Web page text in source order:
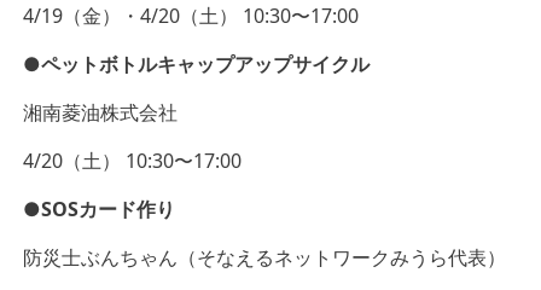
4/19（金）・4/20（土） 10:30〜17:00
●ペットボトルキャップアップサイクル
湘南菱油株式会社
4/20（土） 10:30〜17:00
●SOSカード作り
防災士ぶんちゃん（そなえるネットワークみうら代表）